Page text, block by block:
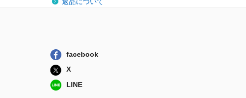
facebook
X
LINE